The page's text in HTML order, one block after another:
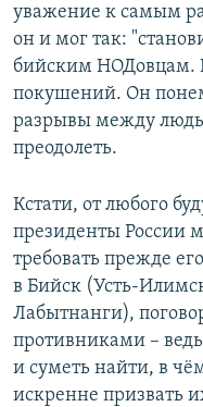
уважение к самым
он и мог так:
бийским НОДовцам.
покушений. Он
разрывы между
преодолеть.
Кстати, от любого
президенты России
требовать прежде
в Бийск (Усть-
Лабытнанги),
противниками –
и суметь найти, в
искренне призвать